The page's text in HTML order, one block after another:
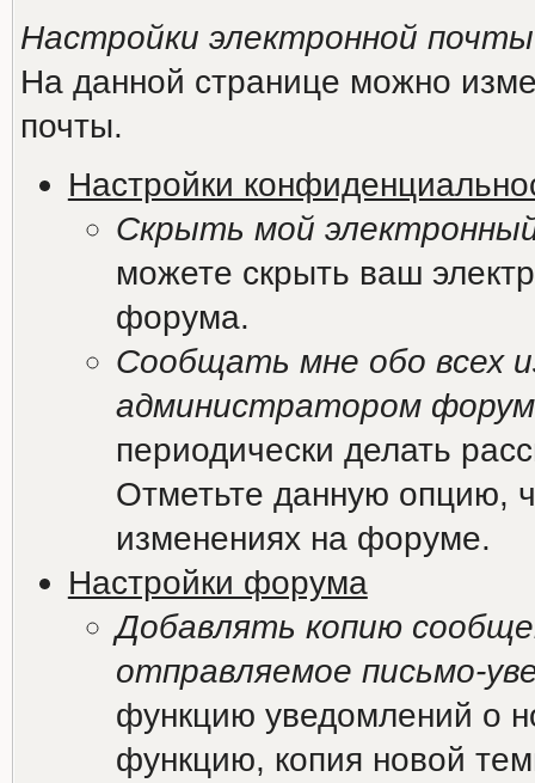
Настройки электронной
На данной странице можно
почты.
Настройки
Скрыть мой
можете скрыть ваш
форума.
Сообщать мне обо всех
администратором
периодически делать
Отметьте данную опцию,
изменениях на форуме.
Настройки форума
Добавлять копию
отправляемое письмо-
функцию уведомлений о
функцию, копия новой